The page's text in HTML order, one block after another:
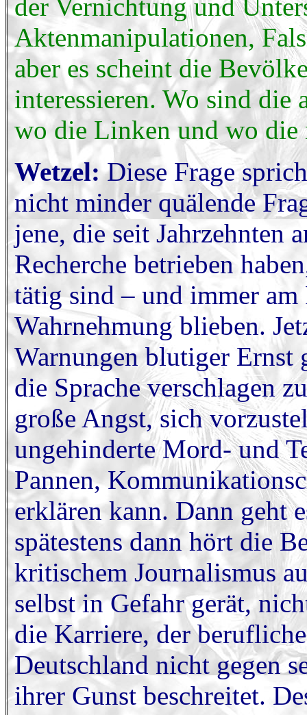
der Vernichtung und
Aktenmanipulationen,
aber es scheint die
interessieren. Wo sind die
wo die Linken und wo die
Wetzel:Diese Frage
nicht minder quälende
jene, die seit Jahrzehnten
Recherche betrieben
tätig sind – und immer
Wahrnehmung blieben.
Warnungen blutiger Ernst
die Sprache verschlagen
große Angst, sich
ungehinderte Mord- und
Pannen,
erklären kann. Dann geht
spätestens dann hört die
kritischem Journalismus
selbst in Gefahr gerät,
die Karriere, der
Deutschland nicht gegen
ihrer Gunst beschreitet.